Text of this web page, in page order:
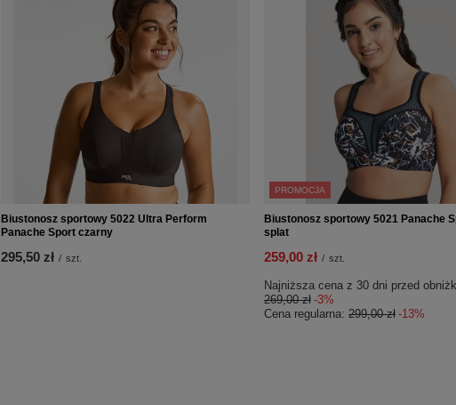
Biustonosz sportowy 5022 Ultra Perform
Panache Sport czarny
295,50 zł / szt.
PROMOCJA
Biustonosz sportowy 5021 Panache
splat
259,00 zł / szt.
Najniższa cena z 30 dni przed
269,00 zł -3%
Cena regularna: 299,00 zł -13%